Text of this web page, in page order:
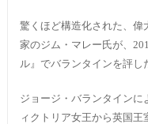
驚くほど構造化された、偉
家のジム・マレー氏が、
ル』でバランタインを評し
ジョージ・バランタインに
ィクトリア女王から英国